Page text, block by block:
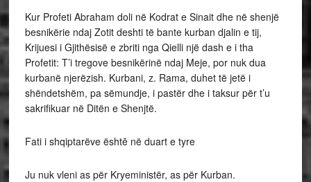
Kur Profeti Abraham doli në Kodrat e Sinait dhe në shenjë
besnikërie ndaj Zotit deshti të bante kurban djalin e tij,
Krijuesi i Gjithësisë e zbriti nga Qielli një dash e i tha
Profetit: T’i tregove besnikërinë ndaj Meje, por nuk dua
kurbanë njerëzish. Kurbani, z. Rama, duhet të jetë i
shëndetshëm, pa sëmundje, i pastër dhe i taksur për t’u
sakrifikuar në Ditën e Shenjtë.
Fati i shqiptarëve ështē në duart e tyre
Ju nuk vleni as për Kryeministër, as për Kurban.